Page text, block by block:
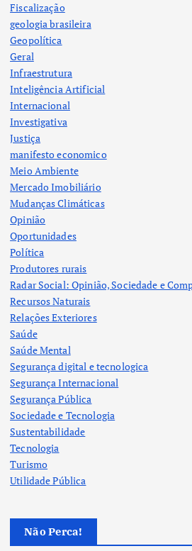
Fiscalização
geologia brasileira
Geopolítica
Geral
Infraestrutura
Inteligência Artificial
Internacional
Investigativa
Justiça
manifesto economico
Meio Ambiente
Mercado Imobiliário
Mudanças Climáticas
Opinião
Oportunidades
Política
Produtores rurais
Radar Social: Opinião, Sociedade e
Recursos Naturais
Relações Exteriores
Saúde
Saúde Mental
Segurança digital e tecnologica
Segurança Internacional
Segurança Pública
Sociedade e Tecnologia
Sustentabilidade
Tecnologia
Turismo
Utilidade Pública
Não Perca!